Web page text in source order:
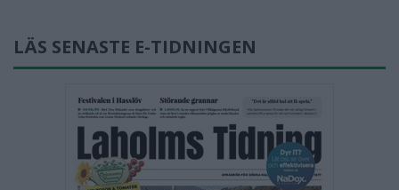
LÄS SENASTE E-TIDNINGEN